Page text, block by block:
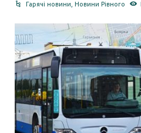
Гарячі новини Новини Рівного